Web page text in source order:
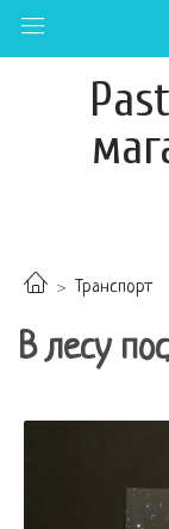
Транспорт
В лесу